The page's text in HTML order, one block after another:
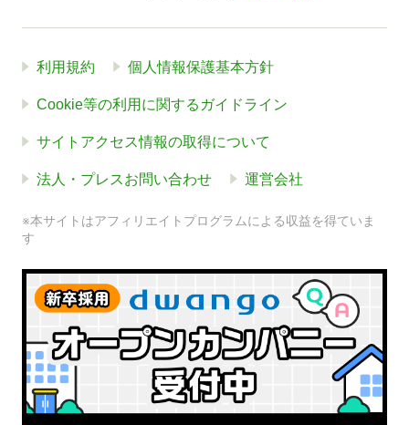
利用規約 個人情報保護基本方針
Cookie等の利用に関するガイドライン
サイトアクセス情報の取得について
法人・プレスお問い合わせ 運営会社
※本サイトはアフィリエイトプログラムによる収益を得ていま
す